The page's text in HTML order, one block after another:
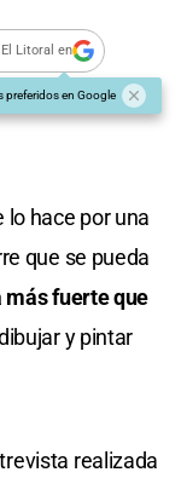
Litoral en
preferidos en Google
lo hace por una
que se pueda
más fuerte que
y pintar
realizada